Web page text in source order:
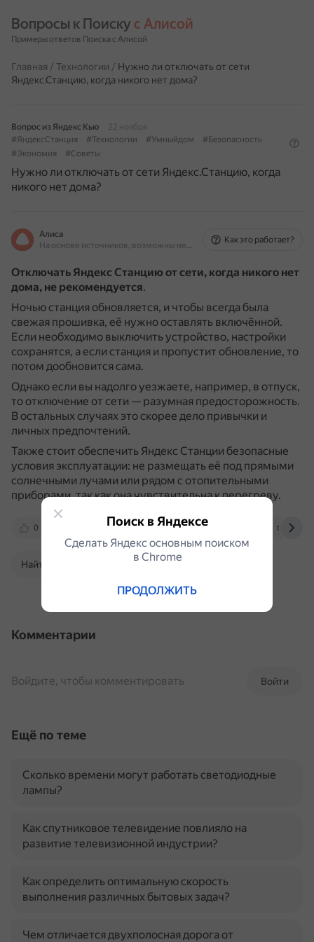
Вопросы к Поиску с Алисой
Примеры ответов Поиска с Алисой
Главная / Технологии / Нужно ли отключать от сети
Яндекс.Станцию, когда никого нет дома?
Вопрос из Яндекс Кью
22 ноября
#ЯндексСтанция
#Технологии #Умныйдом
#Безопасность
#Экономия
#Советы
Нужно ли отключать от сети Яндекс.Станцию, когда
никого нет дома?
Алиса
На основе источников, возможны неточности
Как это работает?
Отключать Яндекс Станцию от сети, когда никого нет
дома, не рекомендуется.
Ночью станция обновляется, и чтобы всегда была
свежая прошивка, её нужно оставлять включённой.
Если необходимо выключить устройство, настройки
сохранятся, а если станция и пропустит обновление, то
потом дообновится сама.
Однако если вы надолго уезжаете, например, в отпуск,
то отключение от сети — разумная предосторожность.
В остальных случаях это скорее дело привычки и
личных предпочтений.
Также стоит обеспечить Яндекс Станции безопасные
условия эксплуатации: не размещать её под прямыми
солнечными лучами или рядом с отопительными
приборами, так как она чувствительна к перегреву.
0 market.yandex.ru yandex.ru t.me
Найти в Поиске
Комментарии
Войти
Войдите, чтобы комментировать
Ещё по теме
Сколько времени могут работать светодиодные
лампы?
Как спутниковое телевидение повлияло на
развитие телевизионной индустрии?
Как определить оптимальную скорость
выполнения различных бытовых задач?
Чем отличается двухполосная дорога от
Поиск в Яндексе
Сделать Яндекс основным поиском
в Сhrome
ПРОДОЛЖИТЬ